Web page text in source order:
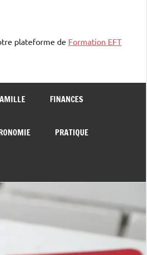
plateforme de Formation EFT
FINANCES
PRATIQUE